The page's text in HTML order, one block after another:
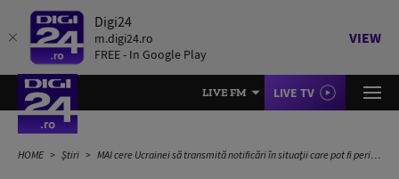
Digi24
m.digi24.ro
FREE - In Google Play
VIEW
LIVE FM LIVE TV
HOME Știri MAI cere Ucrainei să transmită notificări în situaţii care pot fi periculoase pentru România